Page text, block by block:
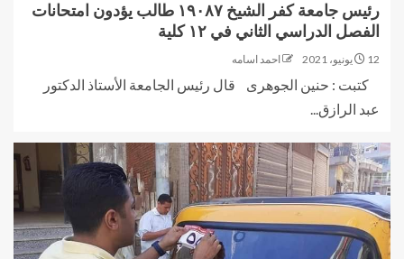
رئيس جامعة كفر الشيخ ١٩٠٨٧ طالب يؤدون امتحانات
الفصل الدراسي الثاني في ١٢ كلية
12 يونيو، 2021 احمد اسامه
كتبت : حنين الجوهرى قال رئيس الجامعة الأستاذ الدكتور
عبد الرازق...